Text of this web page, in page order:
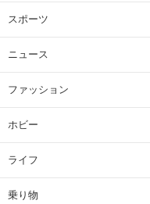
スポーツ
ニュース
ファッション
ホビー
ライフ
乗り物